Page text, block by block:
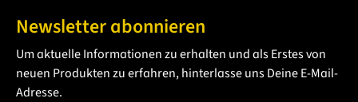
Newsletter abonnieren
Um aktuelle Informationen zu erhalten und als Erstes von
neuen Produkten zu erfahren, hinterlasse uns Deine E-Mail-
Adresse.